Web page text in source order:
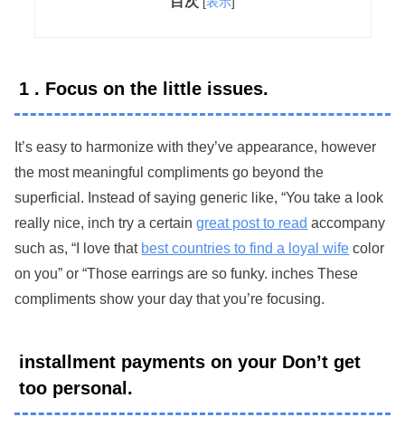
1 . Focus on the little issues.
It’s easy to harmonize with they’ve appearance, however
the most meaningful compliments go beyond the
superficial. Instead of saying generic like, “You take a look
really nice, inch try a certaingreat post to read accompany
such as, “I love that best countries to find a loyal wife color
on you” or “Those earrings are so funky. inches These
compliments show your day that you’re focusing.
installment payments on your Don’t get
too personal.